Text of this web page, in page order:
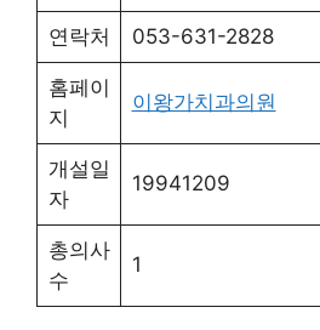
연락처 053-631-2828
홈페이
지
이왕가치과의원
개설일
자
19941209
총의사
수
1